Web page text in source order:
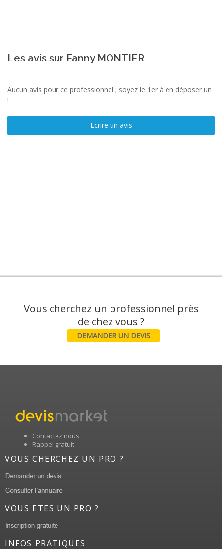
Les avis sur Fanny MONTIER
Aucun avis pour ce professionnel ; soyez le 1er à en déposer un
!
Ecrire un avis
Vous cherchez un professionnel près
DEMANDER UN DEVIS
Contactez nous
Rappel gratuit
VOUS CHERCHEZ UN PRO ?
VOUS ETES UN PRO ?
INFOS PRATIQUES